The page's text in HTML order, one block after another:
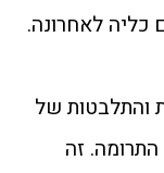
כליה לאחרונה.
והתלבטות של
זה